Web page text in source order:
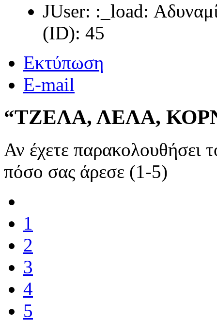
JUser: :_load:
(ID): 45
Εκτύπωση
E-mail
“ΤΖΕΛΑ, ΛΕΛΑ,
Αν έχετε παρακολουθήσει
πόσο σας άρεσε (1-5)
1
2
3
4
5